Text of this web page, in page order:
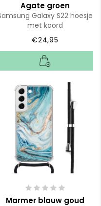
Agate groen
Galaxy S22 hoesje
met koord
€24,95
Marmer blauw goud